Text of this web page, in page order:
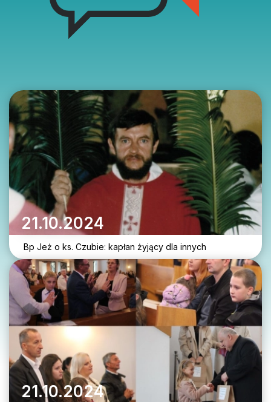
21.10.2024
Bp Jeż o ks. Czubie: kapłan żyjący dla innych
21.10.2024